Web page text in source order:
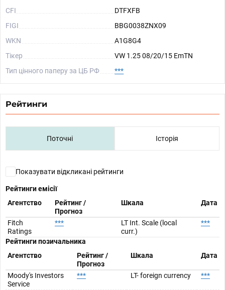
CFI
DTFXFB
FIGI
BBG0038ZNX09
WKN
A1G8G4
Тікер
VW 1.25 08/20/15 EmTN
Тип цінного паперу за ЦБ РФ
***
Рейтинги
Поточні Історія
Показувати відкликані рейтинги
Рейтинги емісії
Агентство
Рейтинг /
Прогноз
Шкала Дата
Fitch
Ratings
***
LT Int. Scale (local
curr.)
***
Рейтинги позичальника
Агентство
Рейтинг /
Прогноз
Шкала Дата
Moody's Investors
Service
*** LT- foreign currency ***